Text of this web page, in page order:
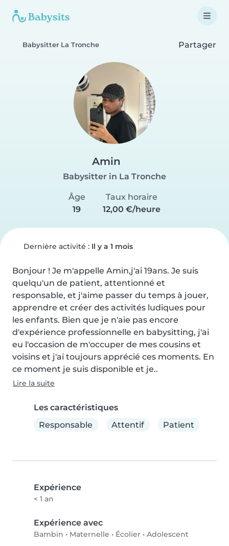
Babysitter La Tronche Partager
Amin
Babysitter in La Tronche
Âge
19
Taux horaire
12,00 €/heure
Dernière activité : Il y a 1 mois
Bonjour ! Je m'appelle Amin,j'ai 19ans. Je suis
quelqu'un de patient, attentionné et
responsable, et j'aime passer du temps à jouer,
apprendre et créer des activités ludiques pour
les enfants. Bien que je n'aie pas encore
d'expérience professionnelle en babysitting, j'ai
eu l'occasion de m'occuper de mes cousins et
voisins et j'ai toujours apprécié ces moments. En
ce moment je suis disponible et je..
Lire la suite
Les caractéristiques
Responsable
Attentif Patient
Expérience
< 1 an
Expérience avec
Bambin • Maternelle • Écolier • Adolescent